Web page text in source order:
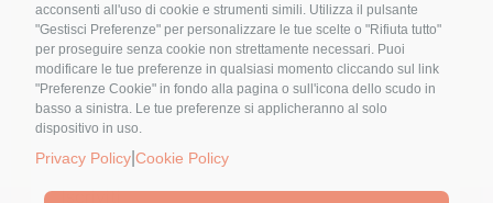
acconsenti all'uso di cookie e strumenti simili. Utilizza il pulsante
"Gestisci Preferenze" per personalizzare le tue scelte o "Rifiuta tutto"
per proseguire senza cookie non strettamente necessari. Puoi
modificare le tue preferenze in qualsiasi momento cliccando sul link
"Preferenze Cookie" in fondo alla pagina o sull'icona dello scudo in
basso a sinistra. Le tue preferenze si applicheranno al solo
dispositivo in uso.
Privacy Policy Cookie Policy
Se andassimo a documentarci su come
si è evoluto l’essere [...]
Email*